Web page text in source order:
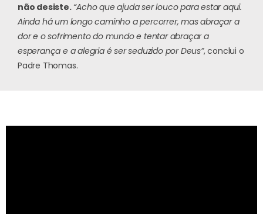
não desiste. “Acho que ajuda ser louco para estar aqui.
Ainda há um longo caminho a percorrer, mas abraçar a
dor e o sofrimento do mundo e tentar abraçar a
esperança e a alegria é ser seduzido por Deus”, conclui o
Padre Thomas.